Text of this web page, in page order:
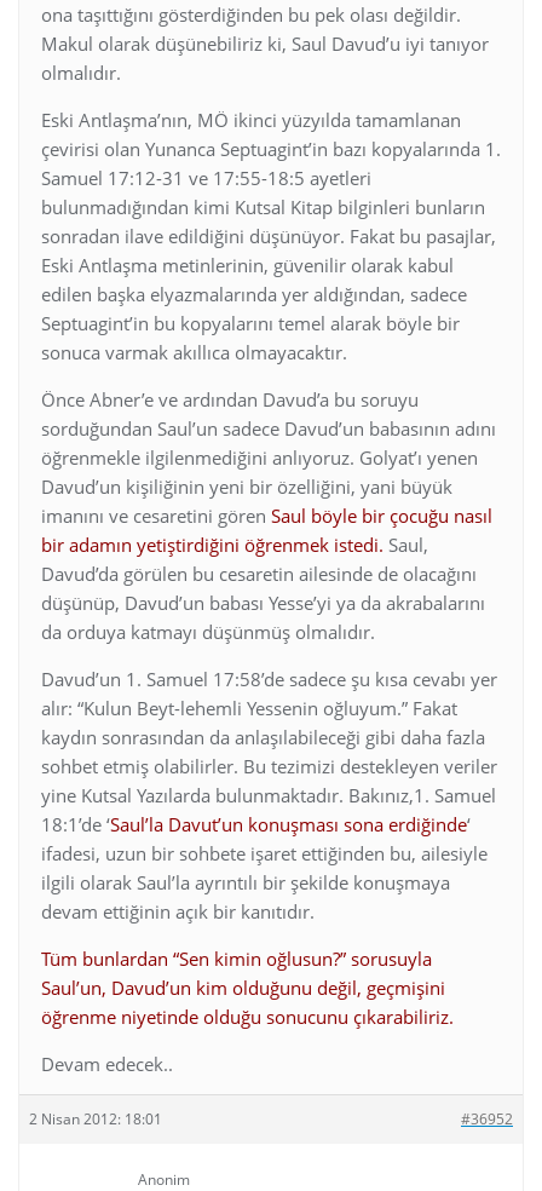
ona taşıttığını gösterdiğinden bu pek olası değildir.
Makul olarak düşünebiliriz ki, Saul Davud’u iyi tanıyor
olmalıdır.
Eski Antlaşma’nın, MÖ ikinci yüzyılda tamamlanan
çevirisi olan Yunanca Septuagint’in bazı kopyalarında 1.
Samuel 17:12-31 ve 17:55-18:5 ayetleri
bulunmadığından kimi Kutsal Kitap bilginleri bunların
sonradan ilave edildiğini düşünüyor. Fakat bu pasajlar,
Eski Antlaşma metinlerinin, güvenilir olarak kabul
edilen başka elyazmalarında yer aldığından, sadece
Septuagint’in bu kopyalarını temel alarak böyle bir
sonuca varmak akıllıca olmayacaktır.
Önce Abner’e ve ardından Davud’a bu soruyu
sorduğundan Saul’un sadece Davud’un babasının adını
öğrenmekle ilgilenmediğini anlıyoruz. Golyat’ı yenen
Davud’un kişiliğinin yeni bir özelliğini, yani büyük
imanını ve cesaretini gören Saul böyle bir çocuğu nasıl
bir adamın yetiştirdiğini öğrenmek istedi. Saul,
Davud’da görülen bu cesaretin ailesinde de olacağını
düşünüp, Davud’un babası Yesse’yi ya da akrabalarını
da orduya katmayı düşünmüş olmalıdır.
Davud’un 1. Samuel 17:58’de sadece şu kısa cevabı yer
alır: “Kulun Beyt-lehemli Yessenin oğluyum.” Fakat
kaydın sonrasından da anlaşılabileceği gibi daha fazla
sohbet etmiş olabilirler. Bu tezimizi destekleyen veriler
yine Kutsal Yazılarda bulunmaktadır. Bakınız,1. Samuel
18:1’de ‘Saul’la Davut’un konuşması sona erdiğinde‘
ifadesi, uzun bir sohbete işaret ettiğinden bu, ailesiyle
ilgili olarak Saul’la ayrıntılı bir şekilde konuşmaya
devam ettiğinin açık bir kanıtıdır.
Tüm bunlardan “Sen kimin oğlusun?” sorusuyla
Saul’un, Davud’un kim olduğunu değil, geçmişini
öğrenme niyetinde olduğu sonucunu çıkarabiliriz.
Devam edecek..
2 Nisan 2012: 18:01 #36952
Anonim